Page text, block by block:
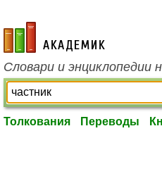
academic.ru
Словари и энциклопедии
Толкования Переводы